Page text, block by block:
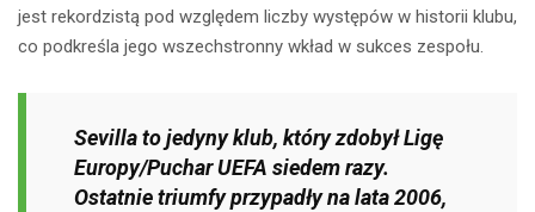
jest rekordzistą pod względem liczby występów w historii klubu,
co podkreśla jego wszechstronny wkład w sukces zespołu.
Sevilla to jedyny klub, który zdobył Ligę
Europy/Puchar UEFA siedem razy.
Ostatnie triumfy przypadły na lata 2006,